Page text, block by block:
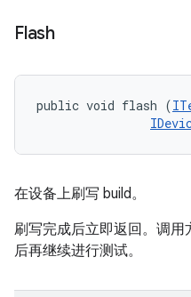
Flash
public void flash (
在设备上刷写 build。
刷写完成后立即返回。调
后再继续进行测试。